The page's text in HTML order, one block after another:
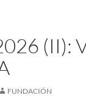
(II):
FUNDACIÓN